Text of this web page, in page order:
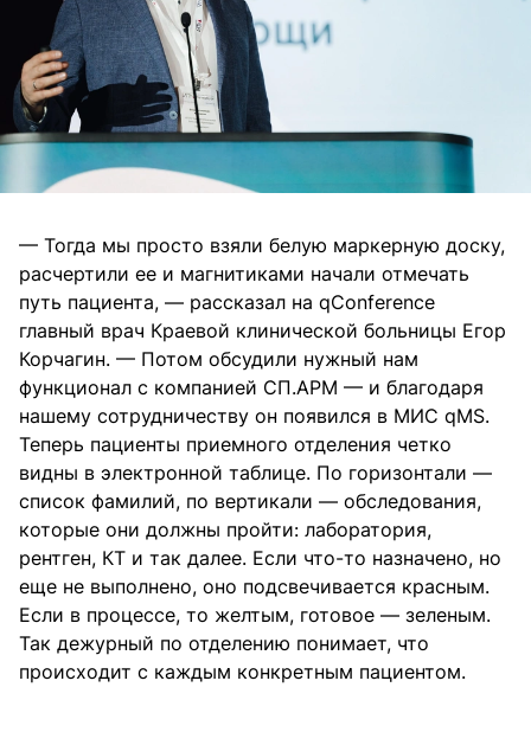
— Тогда мы просто взяли белую маркерную доску,
расчертили ее и магнитиками начали отмечать
путь пациента, — рассказал на qConference
главный врач Краевой клинической больницы Егор
Корчагин. — Потом обсудили нужный нам
функционал с компанией СП.АРМ — и благодаря
нашему сотрудничеству он появился в МИС qMS.
Теперь пациенты приемного отделения четко
видны в электронной таблице. По горизонтали —
список фамилий, по вертикали — обследования,
которые они должны пройти: лаборатория,
рентген, КТ и так далее. Если что-то назначено, но
еще не выполнено, оно подсвечивается красным.
Если в процессе, то желтым, готовое — зеленым.
Так дежурный по отделению понимает, что
происходит с каждым конкретным пациентом.